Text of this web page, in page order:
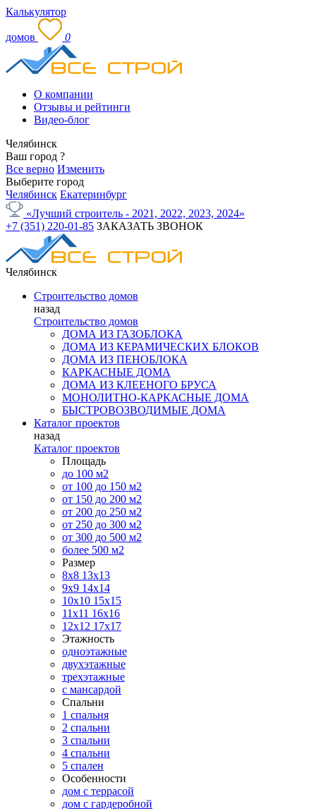
Калькулятор
домов 0
О компании
Отзывы и рейтинги
Видео-блог
Челябинск
Ваш город ?
Все верно Изменить
Выберите город
Челябинск Екатеринбург
«Лучший строитель - 2021, 2022, 2023, 2024»
+7 (351) 220-01-85 ЗАКАЗАТЬ ЗВОНОК
Челябинск
Строительство домов
назад
Строительство домов
ДОМА ИЗ ГАЗОБЛОКА
ДОМА ИЗ КЕРАМИЧЕСКИХ БЛОКОВ
ДОМА ИЗ ПЕНОБЛОКА
КАРКАСНЫЕ ДОМА
ДОМА ИЗ КЛЕЕНОГО БРУСА
МОНОЛИТНО-КАРКАСНЫЕ ДОМА
БЫСТРОВОЗВОДИМЫЕ ДОМА
Каталог проектов
назад
Каталог проектов
Площадь
до 100 м2
от 100 до 150 м2
от 150 до 200 м2
от 200 до 250 м2
от 250 до 300 м2
от 300 до 500 м2
более 500 м2
Размер
8х8 13х13
9х9 14х14
10х10 15х15
11x11 16х16
12х12 17х17
Этажность
одноэтажные
двухэтажные
трехэтажные
с мансардой
Спальни
1 спальня
2 спальни
3 спальни
4 спальни
5 спален
Особенности
дом с террасой
дом с гардеробной